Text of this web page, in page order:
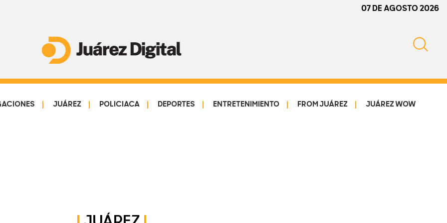
07 DE AGOSTO 2026
Digital
y
protegemos
JUÁREZ POLICIACA DEPORTES ENTRETENIMIENTO FROM JUÁREZ JUÁREZ WOW